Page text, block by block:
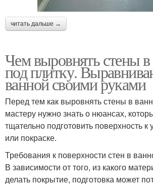
читать дальше →
Чем выровнять стены
под плитку.
ванной своими руками
Перед тем как выровнять стены в
мастеру нужно знать о нюансах,
тщательно подготовить поверхность к
или покраске.
Требования к поверхности стен в
В зависимости от того, из какого
делать покрытие, подготовка может